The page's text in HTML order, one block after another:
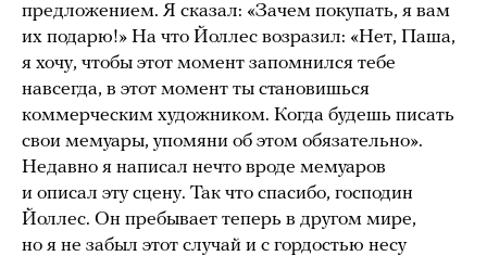
предложением. Я сказал: «Зачем покупать, я вам
их подарю!» На что Йоллес возразил: «Нет, Паша,
я хочу, чтобы этот момент запомнился тебе
навсегда, в этот момент ты становишься
коммерческим художником. Когда будешь писать
свои мемуары, упомяни об этом обязательно».
Недавно я написал нечто вроде мемуаров
и описал эту сцену. Так что спасибо, господин
Йоллес. Он пребывает теперь в другом мире,
но я не забыл этот случай и с гордостью несу